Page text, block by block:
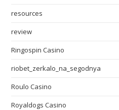
resources
review
Ringospin Casino
riobet_zerkalo_na_segodnya
Roulo Casino
Royaldogs Casino